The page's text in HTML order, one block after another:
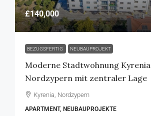
£140,000
BEZUGSFERTIG NEUBAUPROJEKT
Moderne Stadtwohnung Kyrenia
Nordzypern mit zentraler Lage
Kyrenia, Nordzypern
APARTMENT, NEUBAUPROJEKTE